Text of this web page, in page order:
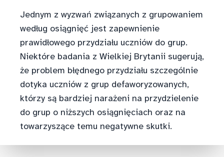
Jednym z wyzwań związanych z grupowaniem
według osiągnięć jest zapewnienie
prawidłowego przydziału uczniów do grup.
Niektóre badania z Wielkiej Brytanii sugerują,
że problem błędnego przydziału szczególnie
dotyka uczniów z grup defaworyzowanych,
którzy są bardziej narażeni na przydzielenie
do grup o niższych osiągnięciach oraz na
towarzyszące temu negatywne skutki.